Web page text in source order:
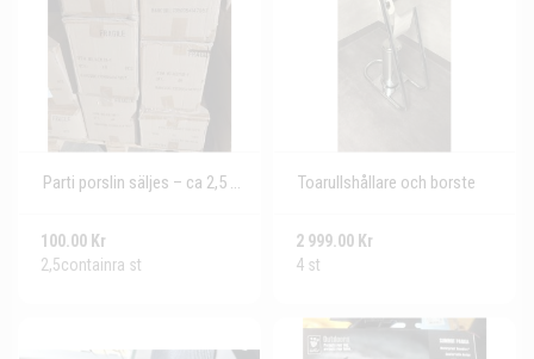
Parti porslin säljes – ca 2,5 containerlager – perfekt ...
100.00 Kr
2,5containra st
Toarullshållare och borste
2 999.00 Kr
4 st